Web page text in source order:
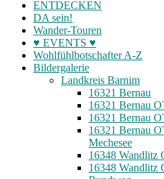
ENTDECKEN
DA sein!
Wander-Touren
♥ EVENTS ♥
Wohlfühlbotschafter A-Z
Bildergalerie
Landkreis Barnim
16321 Bernau
16321 Bernau
16321 Bernau
16321 Bernau
Mechesee
16348 Wandlitz
16348 Wandlitz